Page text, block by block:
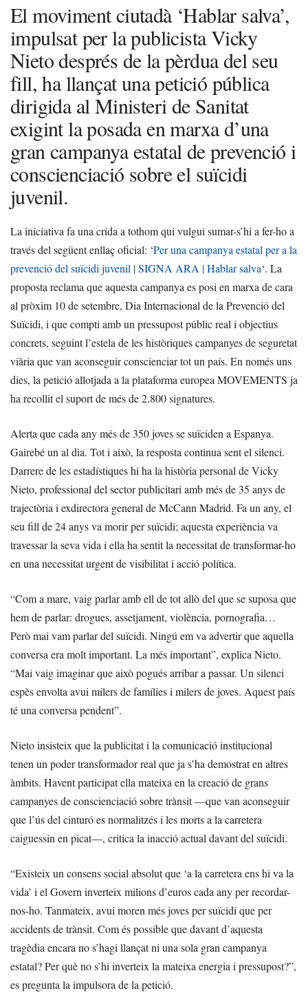
El moviment ciutadà ‘Hablar salva’,
impulsat per la publicista Vicky
Nieto després de la pèrdua del seu
fill, ha llançat una petició pública
dirigida al Ministeri de Sanitat
exigint la posada en marxa d’una
gran campanya estatal de prevenció i
conscienciació sobre el suïcidi
juvenil.
La iniciativa fa una crida a tothom qui vulgui sumar-s’hi a fer-ho a
través del següent enllaç oficial: ‘Per una campanya estatal per a la
prevenció del suïcidi juvenil | SIGNA ARA | Hablar salva‘. La
proposta reclama que aquesta campanya es posi en marxa de cara
al pròxim 10 de setembre, Dia Internacional de la Prevenció del
Suïcidi, i que compti amb un pressupost públic real i objectius
concrets, seguint l’estela de les històriques campanyes de seguretat
viària que van aconseguir conscienciar tot un país. En només uns
dies, la petició allotjada a la plataforma europea MOVEMENTS ja
ha recollit el suport de més de 2.800 signatures.
Alerta que cada any més de 350 joves se suïciden a Espanya.
Gairebé un al dia. Tot i això, la resposta continua sent el silenci.
Darrere de les estadístiques hi ha la història personal de Vicky
Nieto, professional del sector publicitari amb més de 35 anys de
trajectòria i exdirectora general de McCann Madrid. Fa un any, el
seu fill de 24 anys va morir per suïcidi; aquesta experiència va
travessar la seva vida i ella ha sentit la necessitat de transformar-ho
en una necessitat urgent de visibilitat i acció política.
“Com a mare, vaig parlar amb ell de tot allò del que se suposa que
hem de parlar: drogues, assetjament, violència, pornografia…
Però mai vam parlar del suïcidi. Ningú em va advertir que aquella
conversa era molt important. La més important”, explica Nieto.
“Mai vaig imaginar que això pogués arribar a passar. Un silenci
espès envolta avui milers de famílies i milers de joves. Aquest país
té una conversa pendent”.
Nieto insisteix que la publicitat i la comunicació institucional
tenen un poder transformador real que ja s’ha demostrat en altres
àmbits. Havent participat ella mateixa en la creació de grans
campanyes de conscienciació sobre trànsit —que van aconseguir
que l’ús del cinturó es normalitzés i les morts a la carretera
caiguessin en picat—, critica la inacció actual davant del suïcidi.
“Existeix un consens social absolut que ‘a la carretera ens hi va la
vida’ i el Govern inverteix milions d’euros cada any per recordar-
nos-ho. Tanmateix, avui moren més joves per suïcidi que per
accidents de trànsit. Com és possible que davant d’aquesta
tragèdia encara no s’hagi llançat ni una sola gran campanya
estatal? Per què no s’hi inverteix la mateixa energia i pressupost?”,
es pregunta la impulsora de la petició.